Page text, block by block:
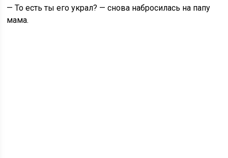
— То есть ты его украл? — снова набросилась на папу
мама.